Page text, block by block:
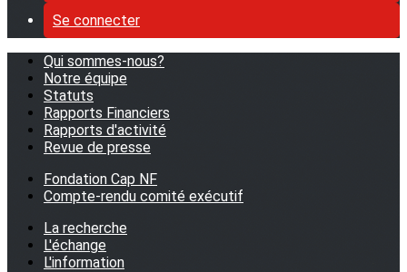
Se connecter
Qui sommes-nous?
Notre équipe
Statuts
Rapports Financiers
Rapports d'activité
Revue de presse
Fondation Cap NF
Compte-rendu comité exécutif
La recherche
L'échange
L'information